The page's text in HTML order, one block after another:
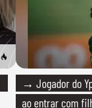
→ Jogador do
ao entrar com